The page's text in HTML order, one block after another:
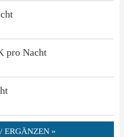
pro Nacht
ERGÄNZEN »